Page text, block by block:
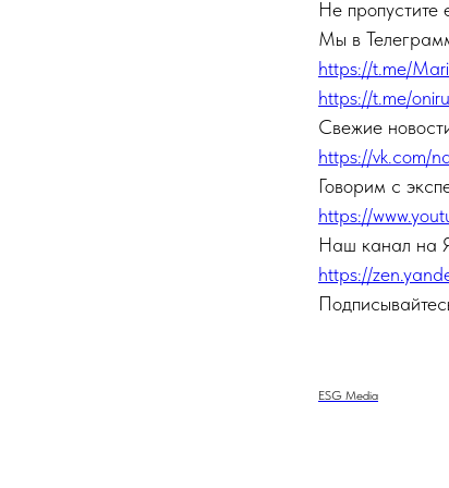
Не пропустите
Мы в
https://t.me/
https://t.me/
Свежие
https://vk.com/
Говорим с
https://
Наш канал на
https://
ESG Media